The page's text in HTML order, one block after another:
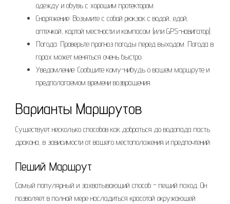
одежду и обувь с хорошим протектором.
Снаряжение: Возьмите с собой рюкзак с водой, едой,
аптечкой, картой местности и компасом (или GPS-навигатор).
Погода: Проверьте прогноз погоды перед выходом. Погода в
горах может меняться очень быстро;
Уведомление: Сообщите кому-нибудь о вашем маршруте и
предполагаемом времени возвращения.
Варианты Маршрутов
Существует несколько способов как добраться до водопада пасть
дракона, в зависимости от вашего местоположения и предпочтений:
Пеший Маршрут
Самый популярный и захватывающий способ – пеший поход. Он
позволяет в полной мере насладиться красотой окружающей